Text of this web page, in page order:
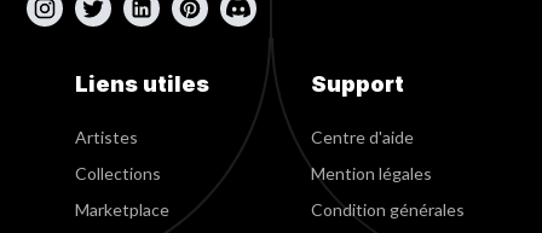
Liens utiles
Artistes
Collections
Marketplace
Support
Centre d'aide
Mention légales
Condition générales